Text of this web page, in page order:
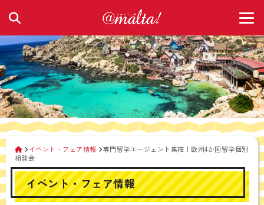
イベント・フェア情報
専門留学エージェント集結！欧州4か国留学個別
相談会
イベント・フェア情報